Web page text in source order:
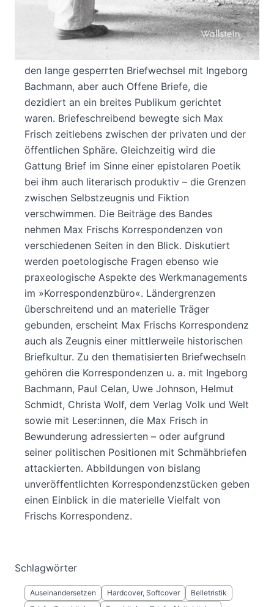
Zwiegesprächs, literarische Form und Mittel zum
Dialog mit der Öffentlichkeit. Der Band widmet
sich der Vielfalt seines Briefwerks. Max Frischs
Briefwerk umfasst intime Korrespondenzen wie
den lange gesperrten Briefwechsel mit Ingeborg
Bachmann, aber auch Offene Briefe, die
dezidiert an ein breites Publikum gerichtet
waren. Briefeschreibend bewegte sich Max
Frisch zeitlebens zwischen der privaten und der
öffentlichen Sphäre. Gleichzeitig wird die
Gattung Brief im Sinne einer epistolaren Poetik
bei ihm auch literarisch produktiv – die Grenzen
zwischen Selbstzeugnis und Fiktion
verschwimmen. Die Beiträge des Bandes
nehmen Max Frischs Korrespondenzen von
verschiedenen Seiten in den Blick. Diskutiert
werden poetologische Fragen ebenso wie
praxeologische Aspekte des Werkmanagements
im »Korrespondenzbüro«. Ländergrenzen
überschreitend und an materielle Träger
gebunden, erscheint Max Frischs Korrespondenz
auch als Zeugnis einer mittlerweile historischen
Briefkultur. Zu den thematisierten Briefwechseln
gehören die Korrespondenzen u. a. mit Ingeborg
Bachmann, Paul Celan, Uwe Johnson, Helmut
Schmidt, Christa Wolf, dem Verlag Volk und Welt
sowie mit Leser:innen, die Max Frisch in
Bewunderung adressierten – oder aufgrund
seiner politischen Positionen mit Schmähbriefen
attackierten. Abbildungen von bislang
unveröffentlichten Korrespondenzstücken geben
einen Einblick in die materielle Vielfalt von
Frischs Korrespondenz.
Schlagwörter
Auseinandersetzen Hardcover, Softcover
Belletristik